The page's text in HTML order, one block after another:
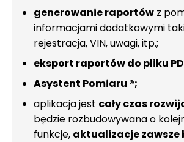
generowanie raportów z
informacjami dodatkowymi
rejestracja, VIN, uwagi, itp.;
eksport raportów do pliku
Asystent Pomiaru ®;
aplikacja jest cały czas
będzie rozbudowywana o
funkcje, aktualizacje zawsze